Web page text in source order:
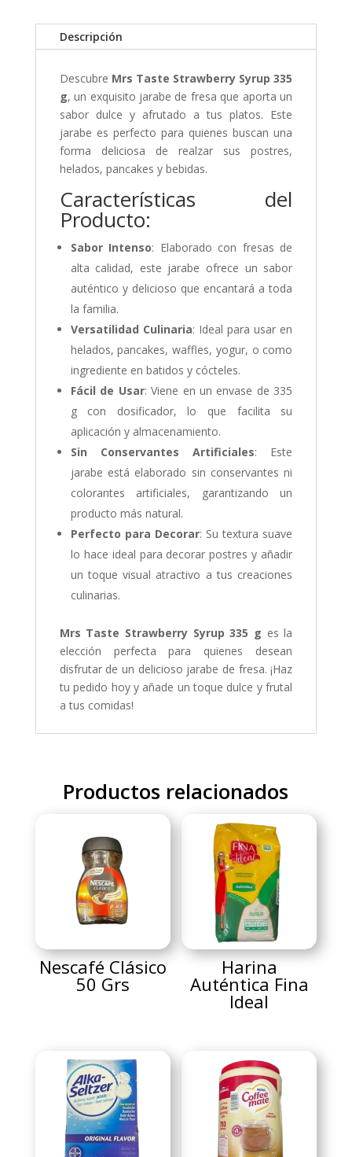
Descripción
Descubre Mrs Taste Strawberry Syrup 335
g, un exquisito jarabe de fresa que aporta un
sabor dulce y afrutado a tus platos. Este
jarabe es perfecto para quienes buscan una
forma deliciosa de realzar sus postres,
helados, pancakes y bebidas.
Características del
Producto:
Sabor Intenso: Elaborado con fresas de
alta calidad, este jarabe ofrece un sabor
auténtico y delicioso que encantará a toda
la familia.
Versatilidad Culinaria: Ideal para usar en
helados, pancakes, waffles, yogur, o como
ingrediente en batidos y cócteles.
Fácil de Usar: Viene en un envase de 335
g con dosificador, lo que facilita su
aplicación y almacenamiento.
Sin Conservantes Artificiales: Este
jarabe está elaborado sin conservantes ni
colorantes artificiales, garantizando un
producto más natural.
Perfecto para Decorar: Su textura suave
lo hace ideal para decorar postres y añadir
un toque visual atractivo a tus creaciones
culinarias.
Mrs Taste Strawberry Syrup 335 g es la
elección perfecta para quienes desean
disfrutar de un delicioso jarabe de fresa. ¡Haz
tu pedido hoy y añade un toque dulce y frutal
a tus comidas!
Productos relacionados
Nescafé Clásico
50 Grs
Harina
Auténtica Fina
Ideal